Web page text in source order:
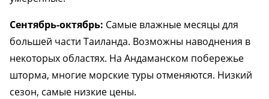
Сентябрь-октябрь: Самые влажные месяцы для
большей части Таиланда. Возможны наводнения в
некоторых областях. На Андаманском побережье
шторма, многие морские туры отменяются. Низкий
сезон, самые низкие цены.